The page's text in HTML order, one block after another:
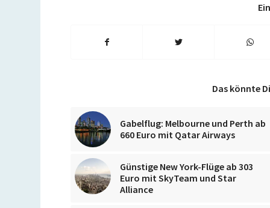
Das könnte
Gabelflug: Melbourne und Perth ab
660 Euro mit Qatar Airways
Günstige New York-Flüge ab 303
Euro mit SkyTeam und Star
Alliance